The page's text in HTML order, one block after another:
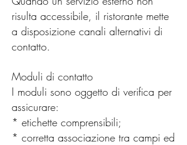
risulta accessibile, il ristorante mette
a disposizione canali alternativi di
contatto.
Moduli di contatto
I moduli sono oggetto di verifica per
assicurare:
* etichette comprensibili;
* corretta associazione tra campi ed